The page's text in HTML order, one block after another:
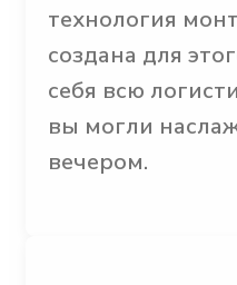
технология
создана для
себя всю
вы могли
вечером.